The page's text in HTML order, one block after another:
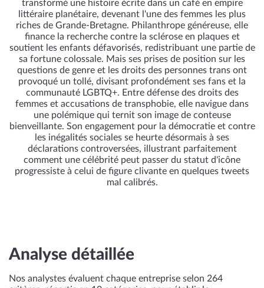
transformé une histoire écrite dans un café en empire
littéraire planétaire, devenant l'une des femmes les plus
riches de Grande-Bretagne. Philanthrope généreuse, elle
finance la recherche contre la sclérose en plaques et
soutient les enfants défavorisés, redistribuant une partie de
sa fortune colossale. Mais ses prises de position sur les
questions de genre et les droits des personnes trans ont
provoqué un tollé, divisant profondément ses fans et la
communauté LGBTQ+. Entre défense des droits des
femmes et accusations de transphobie, elle navigue dans
une polémique qui ternit son image de conteuse
bienveillante. Son engagement pour la démocratie et contre
les inégalités sociales se heurte désormais à ses
déclarations controversées, illustrant parfaitement
comment une célébrité peut passer du statut d'icône
progressiste à celui de figure clivante en quelques tweets
mal calibrés.
Analyse détaillée
Nos analystes évaluent chaque entreprise selon 264